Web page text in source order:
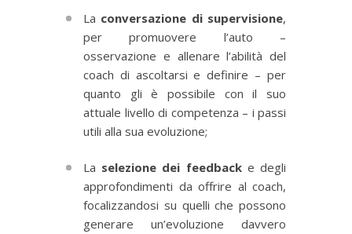
La conversazione di supervisione,
per promuovere l’auto –
osservazione e allenare l’abilità del
coach di ascoltarsi e definire – per
quanto gli è possibile con il suo
attuale livello di competenza – i passi
utili alla sua evoluzione;
La selezione dei feedbacke degli
approfondimenti da offrire al coach,
focalizzandosi su quelli che possono
generare un’evoluzione davvero